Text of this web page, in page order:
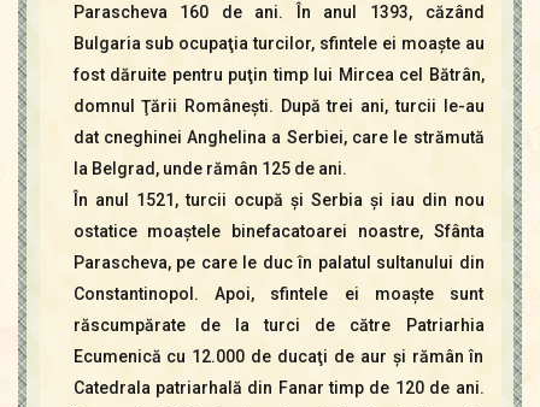
Parascheva 160 de ani. În anul 1393, căzând
Bulgaria sub ocupaţia turcilor, sfintele ei moaşte au
fost dăruite pentru puţin timp lui Mircea cel Bătrân,
domnul Ţării Româneşti. După trei ani, turcii le-au
dat cneghinei Anghelina a Serbiei, care le strămută
la Belgrad, unde rămân 125 de ani.
În anul 1521, turcii ocupă şi Serbia şi iau din nou
ostatice moaştele binefacatoarei noastre, Sfânta
Parascheva, pe care le duc în palatul sultanului din
Constantinopol. Apoi, sfintele ei moaşte sunt
răscumpărate de la turci de către Patriarhia
Ecumenică cu 12.000 de ducaţi de aur şi rămân în
Catedrala patriarhală din Fanar timp de 120 de ani.